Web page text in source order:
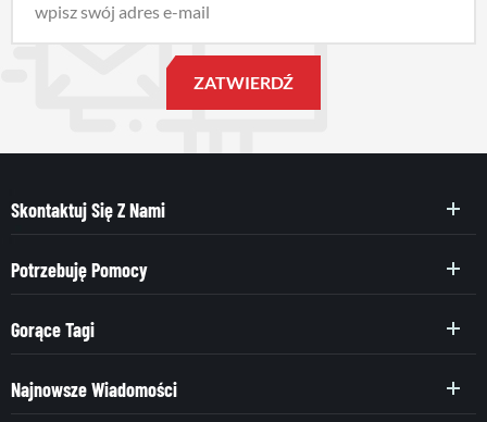
Skontaktuj Się Z Nami
Potrzebuję Pomocy
Gorące Tagi
Najnowsze Wiadomości